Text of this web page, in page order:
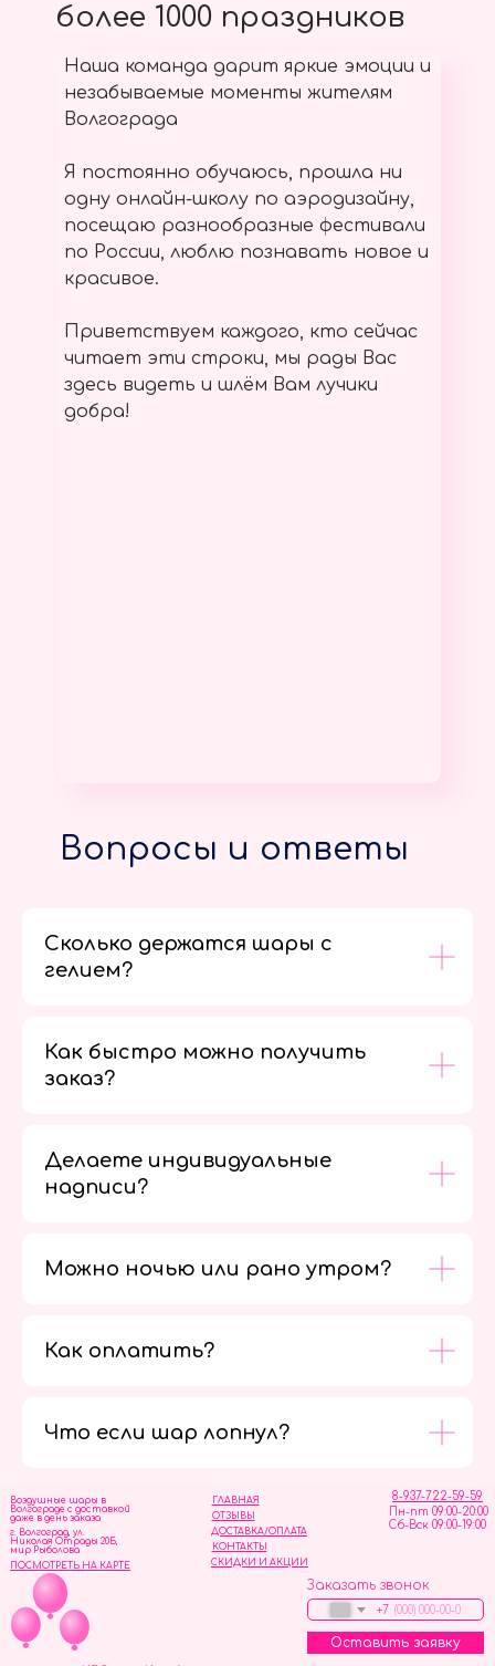
более 1000 праздников
Наша команда дарит яркие эмоции и
незабываемые моменты жителям
Волгограда
Я постоянно обучаюсь, прошла ни
одну онлайн-школу по аэродизайну,
посещаю разнообразные фестивали
по России, люблю познавать новое и
красивое.
Приветствуем каждого, кто сейчас
читает эти строки, мы рады Вас
здесь видеть и шлём Вам лучики
добра!
Вопросы и ответы
Сколько держатся шары с
гелием?
Как быстро можно получить
заказ?
Делаете индивидуальные
надписи?
Можно ночью или рано утром?
Как оплатить?
Что если шар лопнул?
ОТЗЫВЫ
ГЛАВНАЯ
ДОСТАВКА/ОПЛАТА
СКИДКИ И АКЦИИ
КОНТАКТЫ
8-937-722-59-59
Пн-пт 09:00-20:00
Сб-Вск 09:00-19:00
Воздушные шары в
Волгограде с доставкой
даже в день заказа
Заказать звонок
+7
Оставить заявку
г. Волгоград, ул.
Николая Отрады 20Б,
мир Рыболова
ПОСМОТРЕТЬ НА КАРТЕ